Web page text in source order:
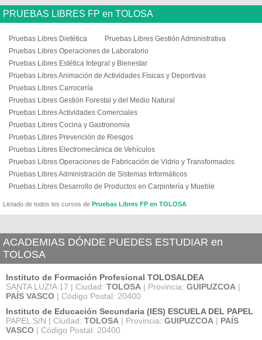
PRUEBAS LIBRES FP en TOLOSA
Pruebas Libres Dietética
Pruebas Libres Gestión Administrativa
Pruebas Libres Operaciones de Laboratorio
Pruebas Libres Estética Integral y Bienestar
Pruebas Libres Animación de Actividades Físicas y Deportivas
Pruebas Libres Carrocería
Pruebas Libres Gestión Forestal y del Medio Natural
Pruebas Libres Actividades Comerciales
Pruebas Libres Cocina y Gastronomía
Pruebas Libres Prevención de Riesgos
Pruebas Libres Electromecánica de Vehículos
Pruebas Libres Operaciones de Fabricación de Vidrio y Transformados
Pruebas Libres Administración de Sistemas Informáticos
Pruebas Libres Desarrollo de Productos en Carpintería y Mueble
Listado de todos los cursos de Pruebas Libres FP en TOLOSA
ACADEMIAS DÓNDE PUEDES ESTUDIAR en
TOLOSA
Instituto de Formación Profesional TOLOSALDEA
SANTA LUZIA 17 | Ciudad: TOLOSA | Provincia: GUIPUZCOA |
PAÍS VASCO | Código Postal: 20400
Instituto de Educación Secundaria (IES) ESCUELA DEL PAPEL
PAPEL S/N | Ciudad: TOLOSA | Provincia: GUIPUZCOA | PAÍS
VASCO | Código Postal: 20400